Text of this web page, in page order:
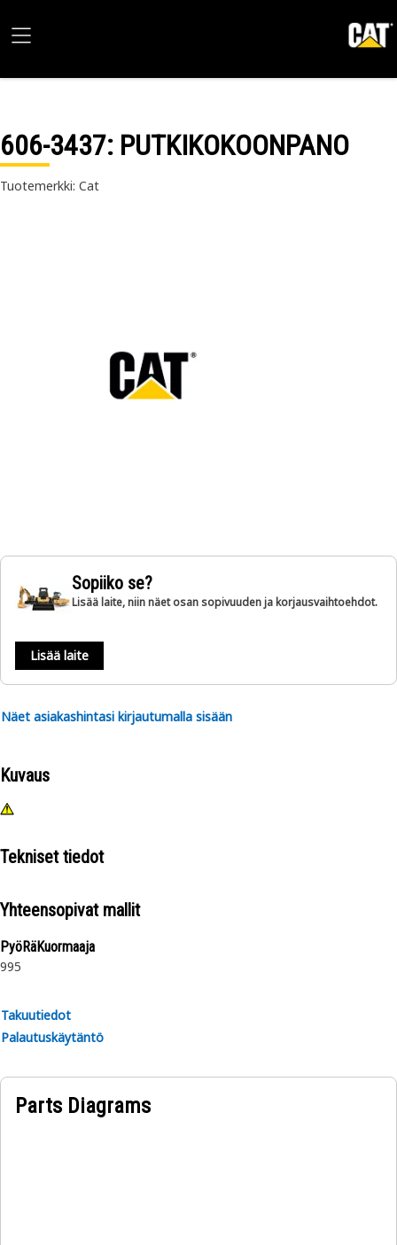
606-3437: PUTKIKOKOONPANO
Tuotemerkki: Cat
Sopiiko se?
Lisää laite, niin näet osan sopivuuden ja korjausvaihtoehdot.
Lisää laite
Näet asiakashintasi kirjautumalla sisään
Kuvaus
Tekniset tiedot
Yhteensopivat mallit
PyöRäKuormaaja
995
Takuutiedot
Palautuskäytäntö
Parts Diagrams